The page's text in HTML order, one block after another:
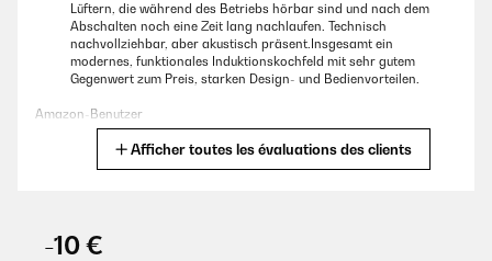
Lüftern, die während des Betriebs hörbar sind und nach dem
Abschalten noch eine Zeit lang nachlaufen. Technisch
nachvollziehbar, aber akustisch präsent.Insgesamt ein
modernes, funktionales Induktionskochfeld mit sehr gutem
Gegenwert zum Preis, starken Design- und Bedienvorteilen.
Amazon-Benutzer
Afficher toutes les évaluations des clients
-10 €